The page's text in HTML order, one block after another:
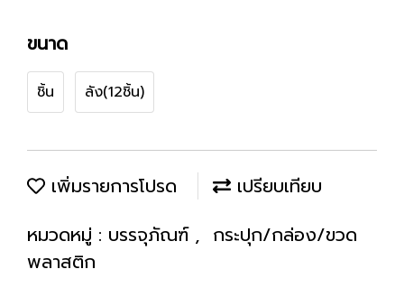
ขนาด
ชิ้น ลัง(12ชิ้น)
เพิ่มรายการโปรด
เปรียบเทียบ
หมวดหมู่ : บรรจุภัณฑ์ , กระปุก/กล่อง/ขวด
พลาสติก